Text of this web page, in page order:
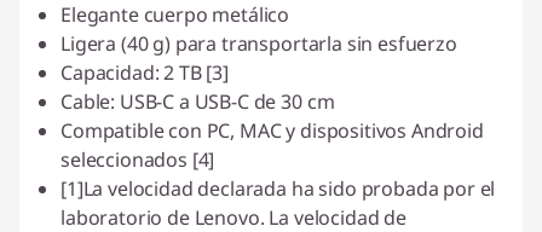
Elegante cuerpo metálico
Ligera (40 g) para transportarla sin esfuerzo
Capacidad: 2 TB [3]
Cable: USB-C a USB-C de 30 cm
Compatible con PC, MAC y dispositivos Android
seleccionados [4]
[1]La velocidad declarada ha sido probada por el
laboratorio de Lenovo. La velocidad de